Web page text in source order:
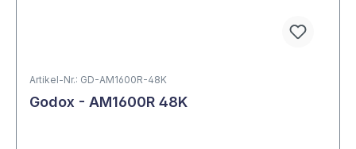
Artikel-Nr.: GD-AM1600R-48K
Godox - AM1600R 48K